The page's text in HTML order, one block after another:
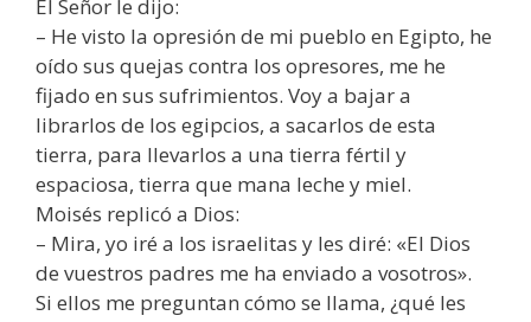
El Señor le dijo:
– He visto la opresión de mi pueblo en Egipto, he
oído sus quejas contra los opresores, me he
fijado en sus sufrimientos. Voy a bajar a
librarlos de los egipcios, a sacarlos de esta
tierra, para llevarlos a una tierra fértil y
espaciosa, tierra que mana leche y miel.
Moisés replicó a Dios:
– Mira, yo iré a los israelitas y les diré: «El Dios
de vuestros padres me ha enviado a vosotros».
Si ellos me preguntan cómo se llama, ¿qué les